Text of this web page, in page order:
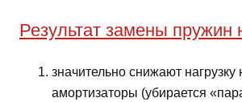
Результат замены пружин
значительно снижают нагрузку
амортизаторы (убирается